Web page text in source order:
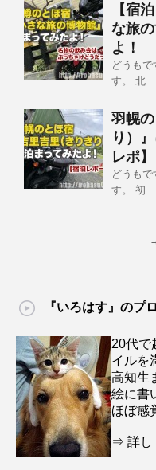
【宿
な旅
よ！
どうも
す。 北
羽幌
り）
レポ】
どうも
す。 初
『いろはす』のプ
20代で
イルを
高知生
絵に書
ほぼ感
⇒ 詳し